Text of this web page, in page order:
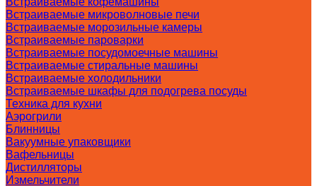
Встраиваемые микроволновые печи
Встраиваемые морозильные камеры
Встраиваемые пароварки
Встраиваемые посудомоечные машины
Встраиваемые стиральные машины
Встраиваемые холодильники
Встраиваемые шкафы для подогрева посуды
Техника для кухни
Аэрогрили
Блинницы
Вакуумные упаковщики
Вафельницы
Дистилляторы
Измельчители